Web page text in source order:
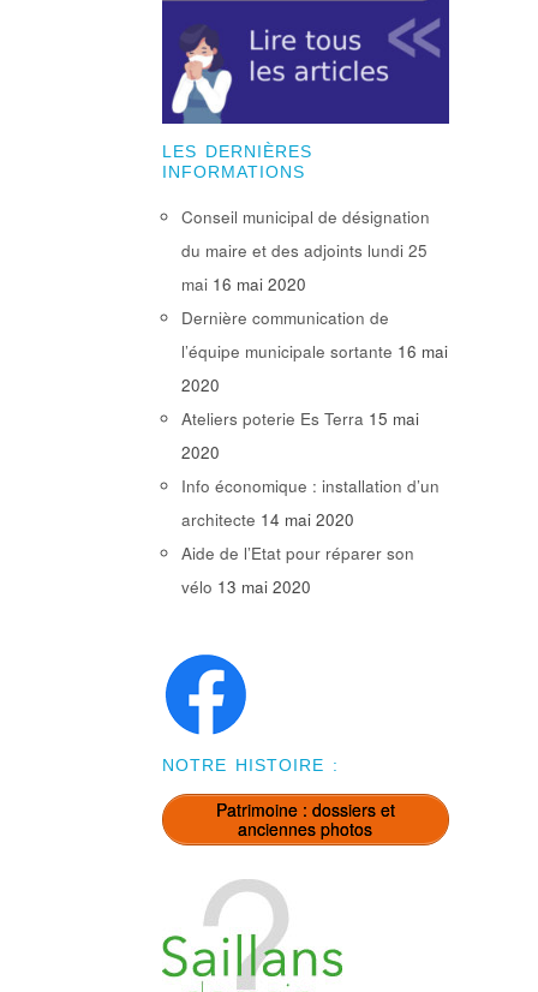
LES DERNIÈRES
INFORMATIONS
Conseil municipal de désignation
du maire et des adjoints lundi 25
mai 16 mai 2020
Dernière communication de
l’équipe municipale sortante 16 mai
2020
Ateliers poterie Es Terra 15 mai
2020
Info économique : installation d’un
architecte 14 mai 2020
Aide de l’Etat pour réparer son
vélo 13 mai 2020
NOTRE HISTOIRE :
Patrimoine : dossiers et
anciennes photos